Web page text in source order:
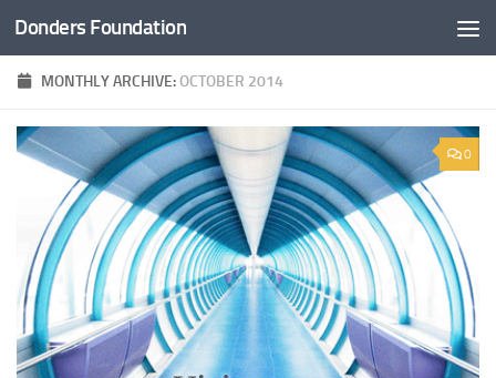
Skip to content
Donders Foundation
MONTHLY ARCHIVE:OCTOBER 2014
0